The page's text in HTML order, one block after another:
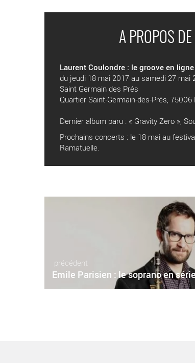
A PROPOS DE
Laurent Coulondre : le groove en
du jeudi 18 mai 2017 au samedi 27 mai
Saint Germain des Prés
Quartier Saint-Germain-des-Prés, 75006
Dernier album paru : « Gravity Zero »,
Prochains concerts : le 18 mai au
Ramatuelle.
précédent
Emile Parisien : le soprano en